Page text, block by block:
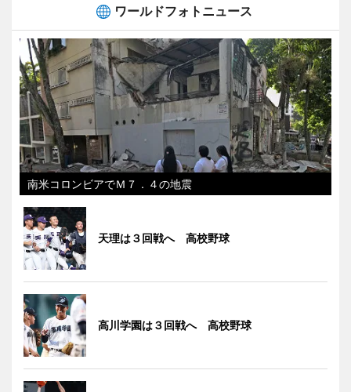
ワールドフォトニュース
南米コロンビアでＭ７．４の地震
天理は３回戦へ 高校野球
高川学園は３回戦へ 高校野球